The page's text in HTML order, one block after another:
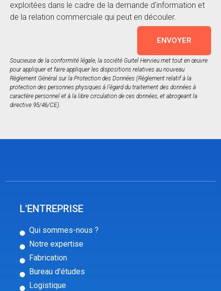
exploitées dans le cadre de la demande d'information et
de la relation commerciale qui peut en découler.
ENVOYER
Soucieuse de la conformité légale, la société Guitel Hervieu met tout en œuvre
pour appliquer et faire appliquer les dispositions relatives au nouveau
Règlement Général sur la Protection des Données (Règlement relatif à la
protection des personnes physiques à l’égard du traitement des données à
caractère personnel et à la libre circulation de ces données, et abrogeant la
directive 95/46/CE).
L'ENTREPRISE
Qui sommes-nous ?
Notre expertise
Fabrication
Bureau d'études
Logistique